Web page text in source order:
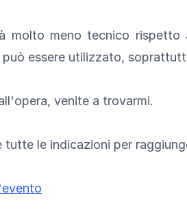
molto meno tecnico
essere utilizzato,
venite a trovarmi.
le indicazioni per